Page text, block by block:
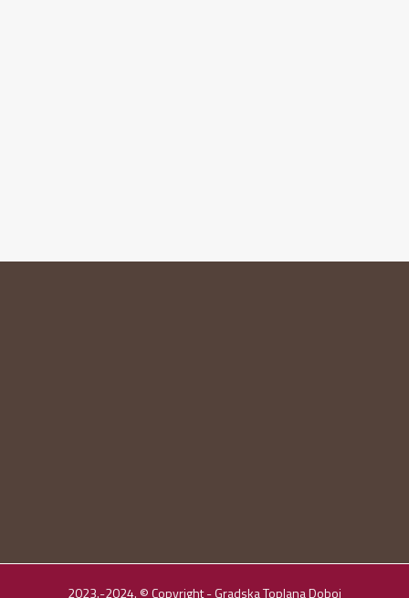
2023.-2024. © Copyright - Gradska Toplana Doboj